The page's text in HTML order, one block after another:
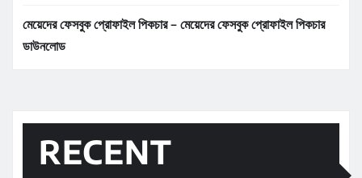
মেয়েদের ফেসবুক প্রোফাইল পিকচার – মেয়েদের ফেসবুক প্রোফাইল পিকচার
ডাউনলোড
RECENT